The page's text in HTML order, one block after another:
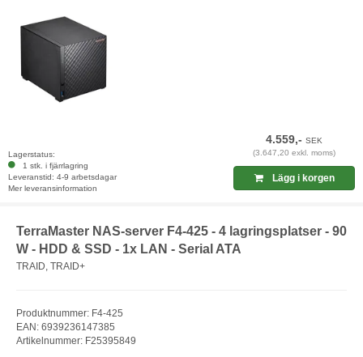
Lagerstatus:
1 stk. i fjärrlagring
Leveranstid: 4-9 arbetsdagar
Mer leveransinformation
4.559,-SEK
(3.647,20 exkl. moms)
Lägg i korgen
TerraMaster NAS-server F4-425 - 4 lagringsplatser - 90
W - HDD & SSD - 1x LAN - Serial ATA
TRAID, TRAID+
Produktnummer: F4-425
EAN: 6939236147385
Artikelnummer: F25395849